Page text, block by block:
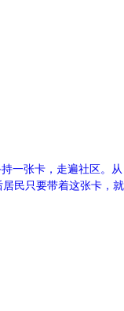
一张卡，走遍社区。从
民只要带着这张卡，就